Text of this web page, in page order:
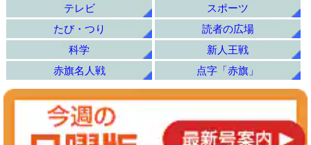
テレビ
スポーツ
たび・つり
読者の広場
科学
新人王戦
赤旗名人戦
点字「赤旗」